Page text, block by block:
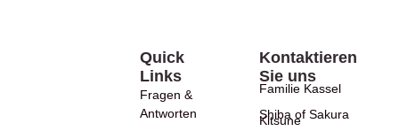
Quick
Links
Fragen &
Antworten
Kontaktieren
Sie uns
Familie Kassel
Shiba of Sakura
Kitsune